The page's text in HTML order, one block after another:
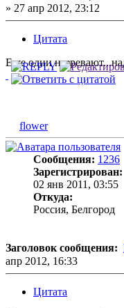
» 27 апр 2012, 23:12
Цитата
Еще одни
flower
Сообщения: 1236
Зарегистрирован:
02 янв 2011, 03:55
Откуда:
Россия, Белгород
Заголовок сообщения:
апр 2012, 16:33
Цитата